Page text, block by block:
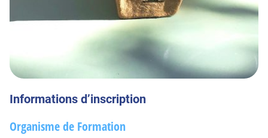
Informations d’inscription
Organisme de Formation